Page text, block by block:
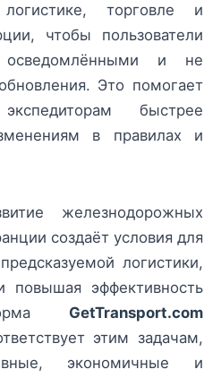
торговле и
чтобы пользователи
осведомлёнными и не
Это помогает
быстрее
в правилах и
железнодорожных
создаёт условия для
логистики,
эффективность
GetTransport.com
этим задачам,
экономичные и